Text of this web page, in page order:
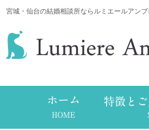
宮城・仙台の結婚相談所ならルミエールアン